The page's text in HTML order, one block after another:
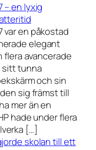
– en lyxig
var en påkostad
elegant
avancerade
sitt tunna
och sin
sig främst till
mer än en
hade under flera
[…]
skolan till ett